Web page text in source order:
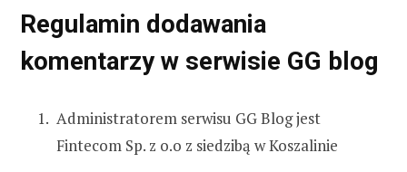
Regulamin dodawania
komentarzy w serwisie GG blog
Administratorem serwisu GG Blog jest
Fintecom Sp. z o.o z siedzibą w Koszalinie